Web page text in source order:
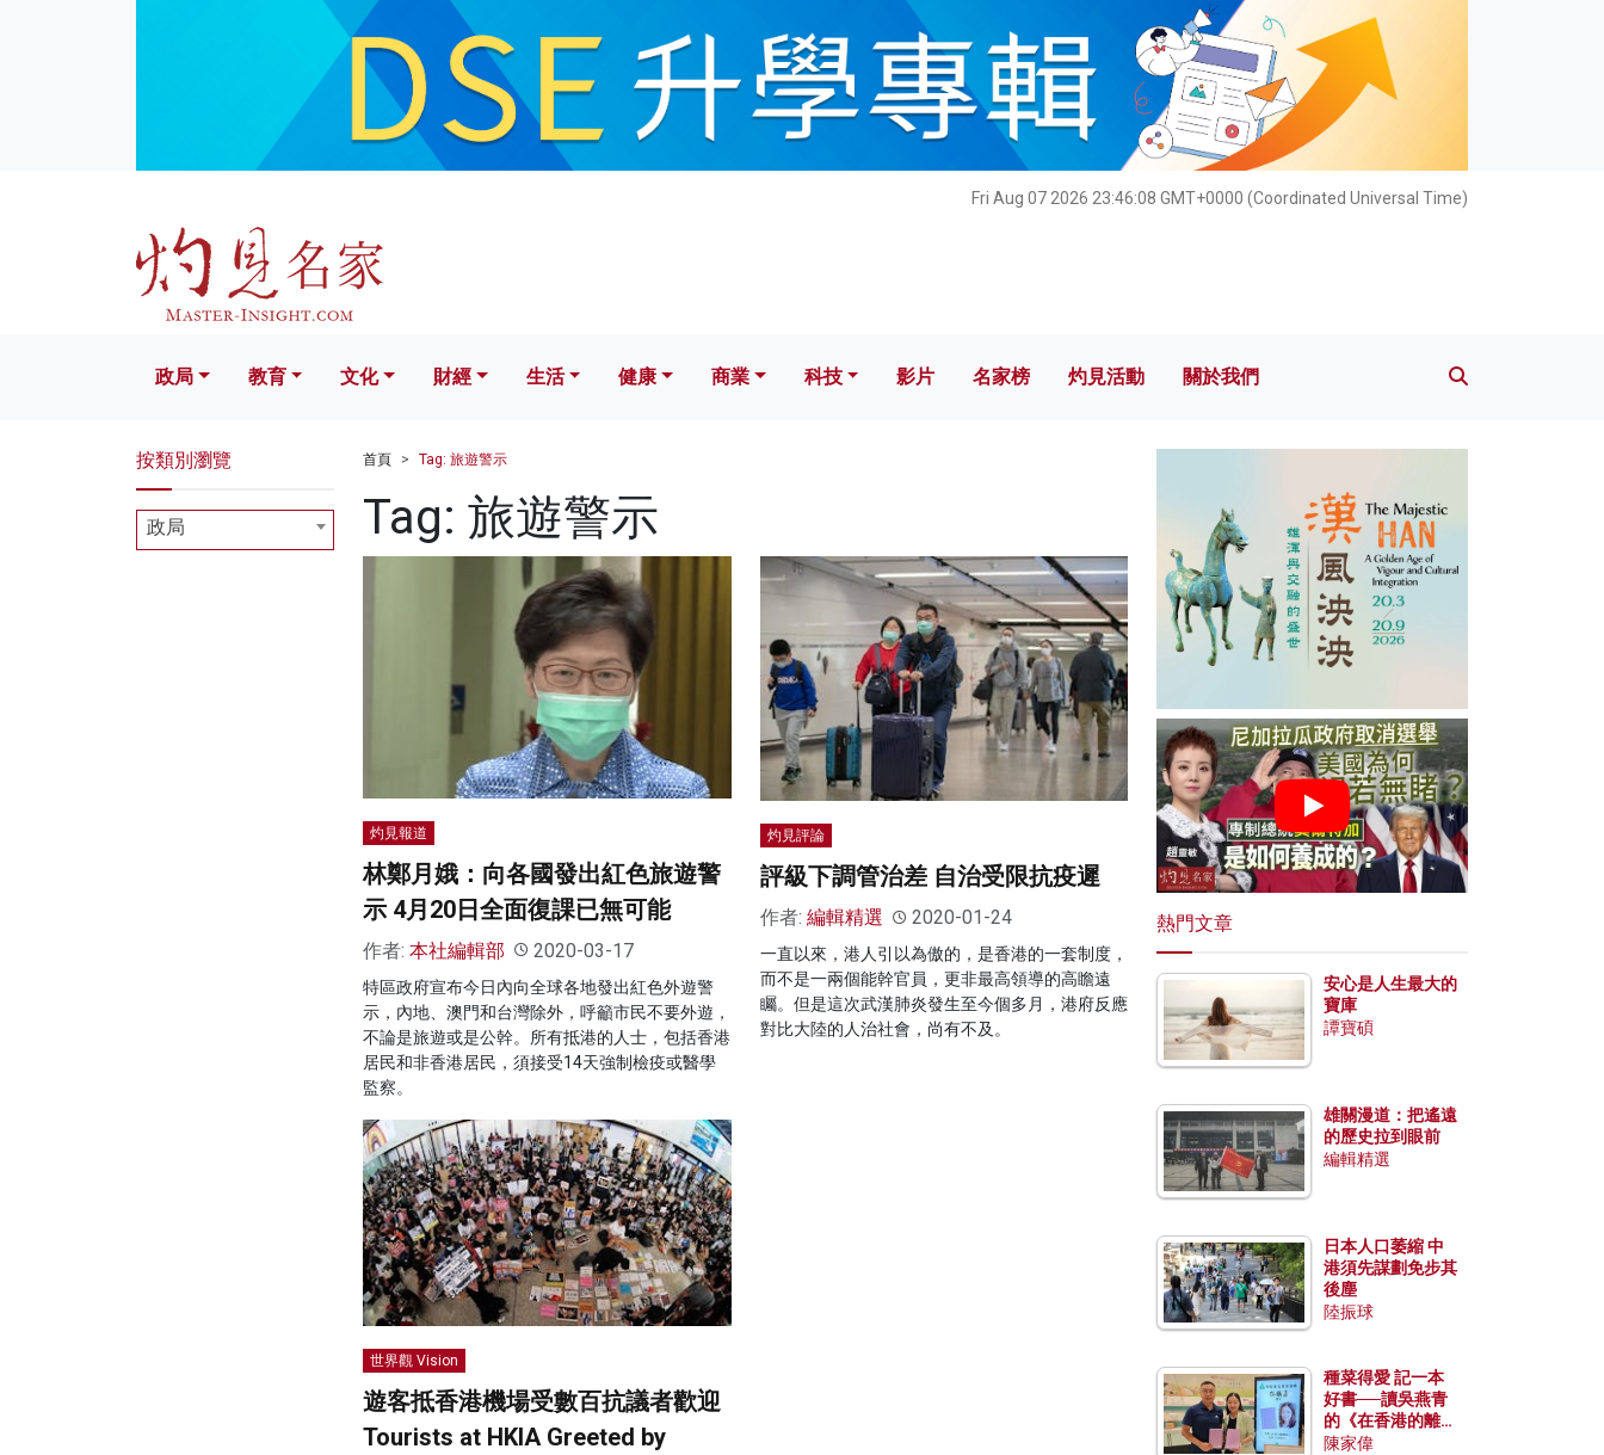
Fri Aug 07 2026 23:46:10 GMT+0000 (Coordinated Universal Time)
文化 財經 生活 健康 科技 影片 名家榜 灼見活動 關於我們
政局 教育 文化 財經 生活 健康 商業 科技 影片 名家榜 灼見活動 關於我們
首頁 Tag: 旅遊警示
Tag: 旅遊警示
灼見報道
林鄭月娥：向各國發出紅色旅遊警
示 4月20日全面復課已無可能
作者: 本社編輯部 2020-03-17
特區政府宣布今日內向全球各地發出紅色外遊警
示，內地、澳門和台灣除外，呼籲市民不要外遊，
不論是旅遊或是公幹。所有抵港的人士，包括香港
居民和非香港居民，須接受14天強制檢疫或醫學
監察。
灼見評論
評級下調管治差 自治受限抗疫遲
作者: 編輯精選 2020-01-24
一直以來，港人引以為傲的，是香港的一套制度，
而不是一兩個能幹官員，更非最高領導的高瞻遠
矚。但是這次武漢肺炎發生至今個多月，港府反應
對比大陸的人治社會，尚有不及。
世界觀 Vision
遊客抵香港機場受數百抗議者歡迎
Tourists at HKIA Greeted by
按類別瀏覽
政局
熱門文章
安心是人生最大的
寶庫
譚寶碩
雄關漫道：把遙遠
的歷史拉到眼前
編輯精選
日本人口萎縮 中
港須先謀劃免步其
後塵
陸振球
種菜得愛 記一本
好書──讀吳燕青
的《在香港的離島
種菜》
陳家偉